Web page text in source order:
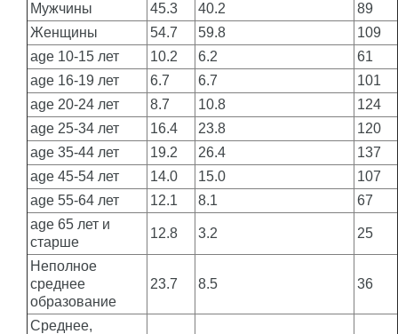
Мужчины
45.3 40.2
89
Женщины
54.7 59.8
109
age 10-15 лет
10.2 6.2
61
age 16-19 лет
6.7 6.7
101
age 20-24 лет
8.7 10.8
124
age 25-34 лет
16.4 23.8
120
age 35-44 лет
19.2 26.4
137
age 45-54 лет
14.0 15.0
107
age 55-64 лет
12.1 8.1
67
age 65 лет и
старше
12.8 3.2 25
Неполное
среднее
образование
23.7 8.5 36
Среднее,